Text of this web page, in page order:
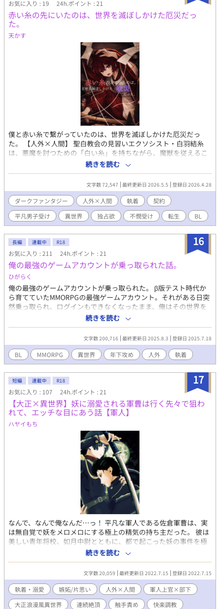
感の低い（容姿は可愛い）主人公が、人や妖と出会い、やがてこ
の世界を救うお話（になっていけば良いな） ※攻めとの絡みはだ
いぶ遅いです ※4/9 番外編 朱雀（妖たちの王の前）と終幕（最
後）を更新しました。これにて本当に完結です。お読み頂き、あ
りがとうございました！
お気に入り : 19 24h.ポイント : 21
赤い糸の先にいたのは、世界を滅ぼしかけた厄災だっ
た。
天かす
僕と赤い糸で繋がっていたのは、世界を滅ぼしかけた厄災だっ
た。 【人外×人間】 聖白教会の見習いエクソシスト・白羽結糸
は、悪魔を討つための「白い糸」を持ちながら、魔獣を従えるこ
とも、悪魔を殺すこともできない出来損ないだった。 悪魔の声を
聞いてしまうがゆえに迷い、仲間からは疎まれ、ついには任務と
偽って死地へと追いやられてしまう。 逃げ惑う結を導いたのは、
幼い頃から自分にだけ見えていた、小指から伸びる赤い糸。 崖か
ら落ちた先、彼が辿り着いたのは、異空間に封じられた赤紐神
社。 そこで出会ったのは、五千年前にとある大陸を滅ぼし、今な
お封印されている“神喰らいの悪魔”――宵だった。 「五千年や。
ーー結、やっと堕ちてきたなぁ。」 悪魔は赤い髪を揺らし、幼い
顔立ちに熱を灯らせて優しく微笑んだ。 これは、出来損ないの祓
魔師と、世界を滅ぼしかけた悪魔が紡ぐ、 歪で、逃げ場のない“結
びつき”という名の運命の物語。 ※R15／流血・暴力・人外表現あ
り ※これは、「救いと破滅の物語」です。読み解き方によって、
メリバと感じる方もいると思います。了承の上でお読み下さい。
続きを読む
文字数 72,547 最終更新日 2026.5.5 登録日 2026.4.28
ダークファンタジー 人外×人間 執着
契約
平凡男子受け
異世界 独占欲 不憫受け 転生 BL
16
長編 連載中 R18
お気に入り : 211 24h.ポイント : 21
俺の最強のゲームアカウントが乗っ取られた話。
ひがらく
俺の最強のゲームアカウントが乗っ取られた。 β版テスト時代か
ら育てていたMMORPGの最強ゲームアカウント。それがある日突
然乗っ取られ、ログインもできなくなったまま、俺はその世界を
去ることしかできなくなった。 そして社会人になり、同僚に再び
誘われるまま始めた同じゲーム。 しかしその日、ログインしてい
た全プレイヤーが『ゲーム世界に取り込まれる』という異常事態
が起こった。 その異世界で俺が出会ったのは、——かつて俺自身
だったアバターの、少年アサシン。 ずっと探していた、彼がそこ
にいる。しかしひとりの人間として生きている「彼」はもう
「俺」ではない。 世界へ戻る方法を模索しながらも彼と触れ合っ
ていくうちに、彼にも何か思惑があることに気付いていく。 「僕
は、生まれる前からお前を探していた」 ＊ ＊ ＊ ※痛い流血
表現有 アバター×プレイヤー 人外×人間 執着×お人好し 年
下×年上 見た目幼めですが今後成長します。 よくある異世界王
道テンプレモノ。 R18は遅め。甘めは二章から。三章で完結予
定。他CPもいずれ出てきます。
続きを読む
文字数 200,716 最終更新日 2025.8.3 登録日 2025.7.18
BL MMORPG 異世界 年下攻め 人外 執着
17
短編 連載中 R18
お気に入り : 107 24h.ポイント : 21
【大正×異世界】妖に溺愛される軍曹は行く先々で狙わ
れて、エッチな目にあう話【軍人】
ハヤイもち
なんで、なんで俺なんだ…っ！ 平凡な軍人である佐倉軍曹は、実
は無自覚で妖をメロメロにする極上の精気の持ち主だった。 彼は
美しい青年将校、如月中尉とともに、都で起こった妖の事件を極
秘調査することになる。 しかし、妖を魅了する軍曹は行く先々で
妖に好かれて、襲われてエッチな目に遭ってしまう。 さらに如月
中尉も佐倉軍曹に魅了され、思いを寄せるようになる。 二人は事
件を無事に解決することができるのか。 そして如月中尉の思いは
果たして届くのだろうか。 美人攻め×平凡受け 人外×人間 軍人×
軍人 大正時代ロマンス。
続きを読む
文字数 20,059 最終更新日 2022.7.15 登録日 2022.7.15
執着・溺愛 嫉妬/片思い 人外×人間
軍人上官×部下
大正浪漫風異世界
連続絶頂 触手責め
快楽調教